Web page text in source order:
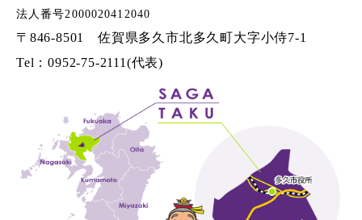
法人番号2000020412040
〒846-8501 佐賀県多久市北多久町大字小侍7-1
Tel：0952-75-2111(代表)